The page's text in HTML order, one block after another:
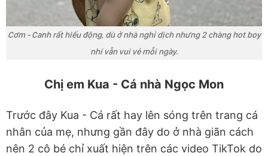
Cơm - Canh rất hiếu động, dù ở nhà nghỉ dịch nhưng 2 chàng hot boy
nhí vẫn vui vẻ mỗi ngày.
Chị em Kua - Cá nhà Ngọc Mon
Trước đây Kua - Cá rất hay lên sóng trên trang cá
nhân của mẹ, nhưng gần đây do ở nhà giãn cách
nên 2 cô bé chỉ xuất hiện trên các video TikTok do